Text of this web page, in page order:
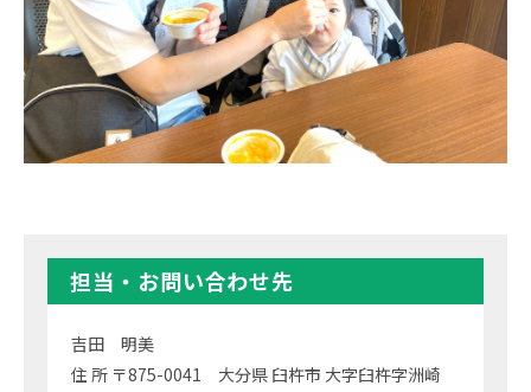
担当・お問い合わせ先
吉田 明美
住 所 〒875-0041 大分県 臼杵市 大字臼杵字洲崎